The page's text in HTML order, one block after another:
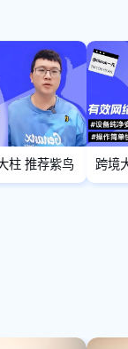
柱 推荐紫鸟
跨境
鸟